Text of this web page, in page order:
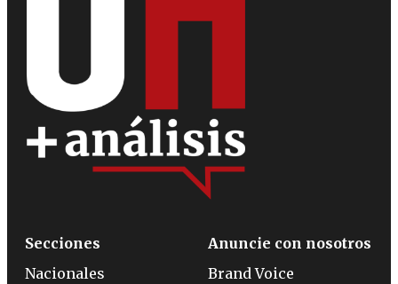
Secciones
Nacionales
Anuncie con nosotros
Brand Voice